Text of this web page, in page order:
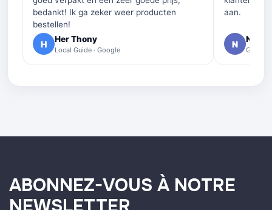
bedankt! Ik ga zeker weer producten
bestellen!
H Her Thony
Local Guide · Google
aan.
N Nelly
Google
ABONNEZ-VOUS À NOTRE